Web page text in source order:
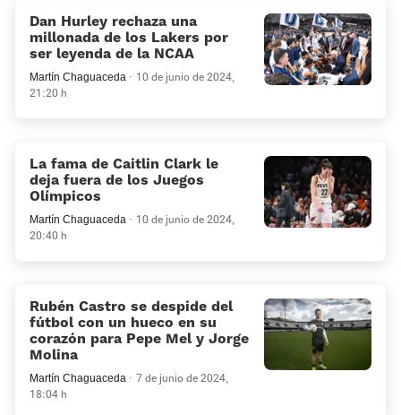
Dan Hurley rechaza una
millonada de los Lakers por
ser leyenda de la NCAA
Martín Chaguaceda
10 de junio de 2024,
21:20 h
La fama de Caitlin Clark le
deja fuera de los Juegos
Olímpicos
Martín Chaguaceda
10 de junio de 2024,
20:40 h
Rubén Castro se despide del
fútbol con un hueco en su
corazón para Pepe Mel y Jorge
Molina
Martín Chaguaceda
7 de junio de 2024,
18:04 h